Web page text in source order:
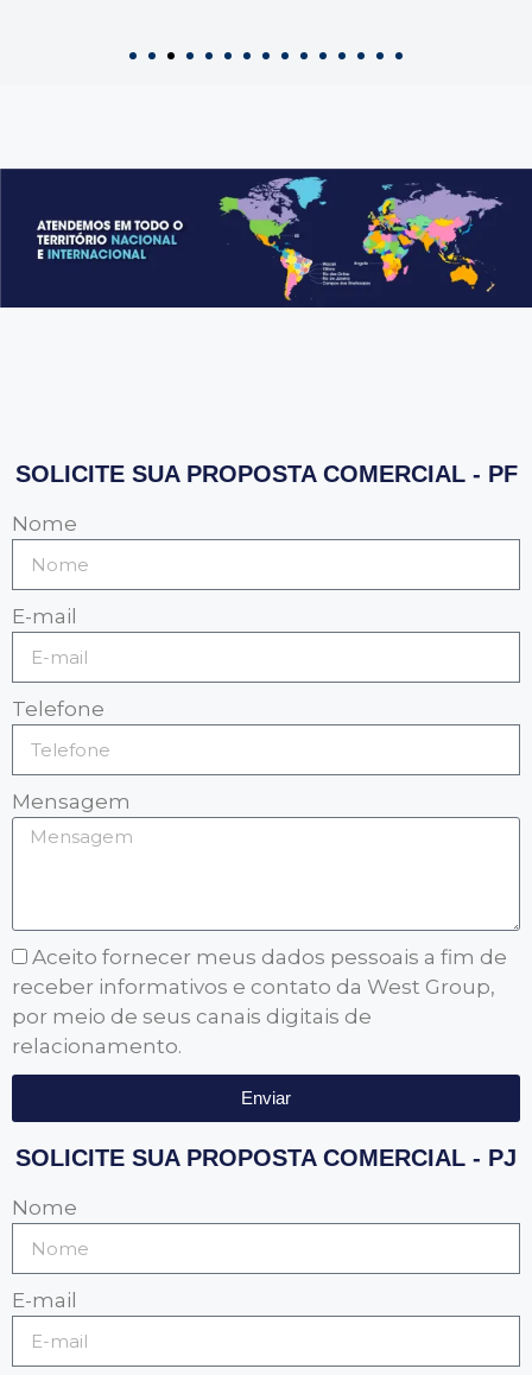
SOLICITE SUA PROPOSTA COMERCIAL - PF
Nome
E-mail
Telefone
Mensagem
Aceito fornecer meus dados pessoais a fim de
receber informativos e contato da West Group,
por meio de seus canais digitais de
relacionamento.
Enviar
SOLICITE SUA PROPOSTA COMERCIAL - PJ
Nome
E-mail